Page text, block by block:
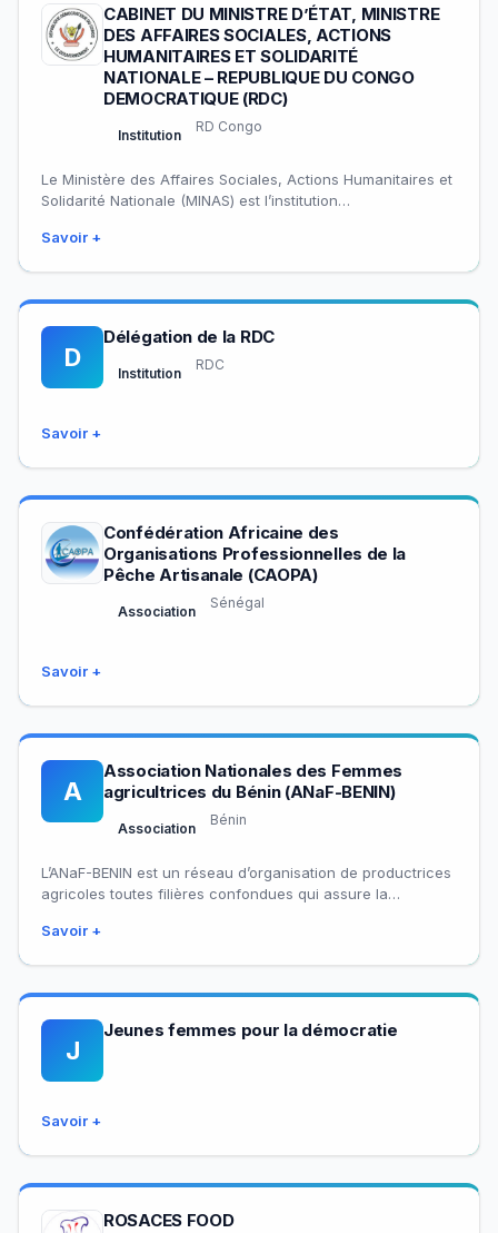
CABINET DU MINISTRE D’ÉTAT, MINISTRE
DES AFFAIRES SOCIALES, ACTIONS
HUMANITAIRES ET SOLIDARITÉ
NATIONALE – REPUBLIQUE DU CONGO
DEMOCRATIQUE (RDC)
Institution
RD Congo
Le Ministère des Affaires Sociales, Actions Humanitaires et
Solidarité Nationale (MINAS) est l’institution
Congo responsable du…
Savoir +
D
Délégation de la RDC
Institution
RDC
Savoir +
Confédération Africaine des
Organisations Professionnelles de la
Pêche Artisanale (CAOPA)
Association
Sénégal
Savoir +
A
Association Nationales des Femmes
agricultrices du Bénin (ANaF-BENIN)
Association
Bénin
L’ANaF-BENIN est un réseau d’organisation de productrices
agricoles toutes filières confondues qui assure la
agricoles et la…
Savoir +
J
Jeunes femmes pour la démocratie
Savoir +
ROSACES FOOD